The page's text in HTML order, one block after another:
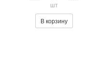
шт
В корзину